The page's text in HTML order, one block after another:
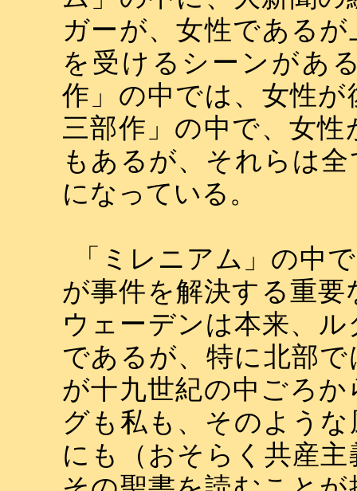
ガーが、女性である
を受けるシーンがあ
作」の中では、女性
三部作」の中で、女
もあるが、それらは
になっている。
「ミレニアム」の中
が事件を解決する重
ウェーデンは本来、
であるが、特に北部
が十九世紀の中ごろ
グも私も、そのよう
にも（おそらく共産